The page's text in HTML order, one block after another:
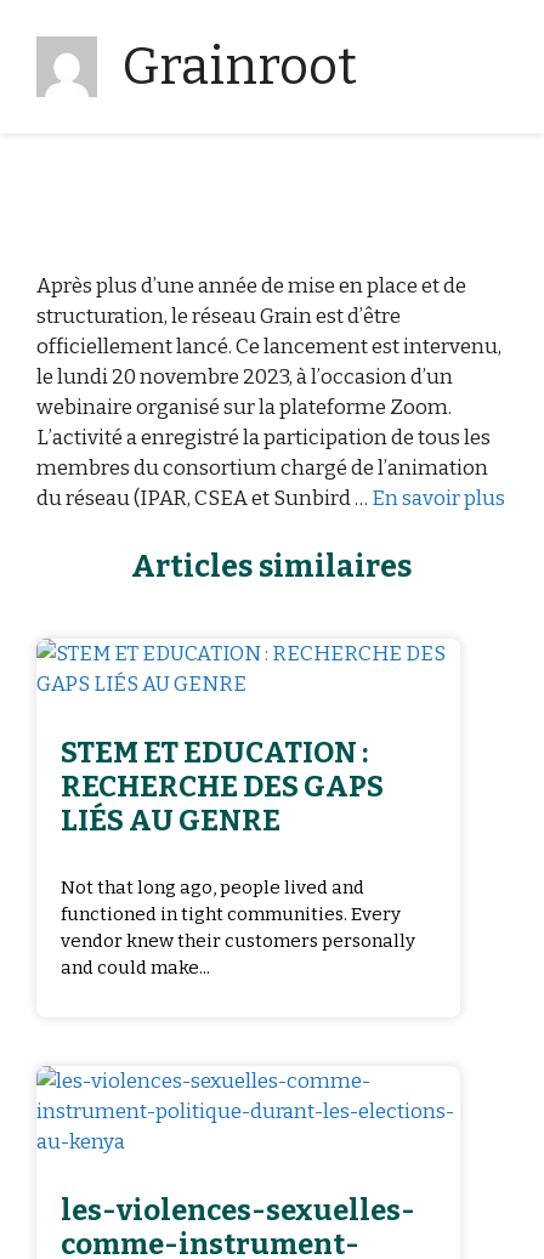
Grainroot
Après plus d’une année de mise en place et de
structuration, le réseau Grain est d’être
officiellement lancé. Ce lancement est intervenu,
le lundi 20 novembre 2023, à l’occasion d’un
webinaire organisé sur la plateforme Zoom.
L’activité a enregistré la participation de tous les
membres du consortium chargé de l’animation
du réseau (IPAR, CSEA et Sunbird … En savoir plus
Articles similaires
STEM ET EDUCATION :
RECHERCHE DES GAPS
LIÉS AU GENRE
Not that long ago, people lived and
functioned in tight communities. Every
vendor knew their customers personally
and could make...
les-violences-sexuelles-
comme-instrument-